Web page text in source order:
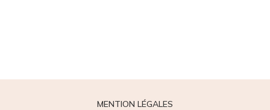
MENTION LÉGALES